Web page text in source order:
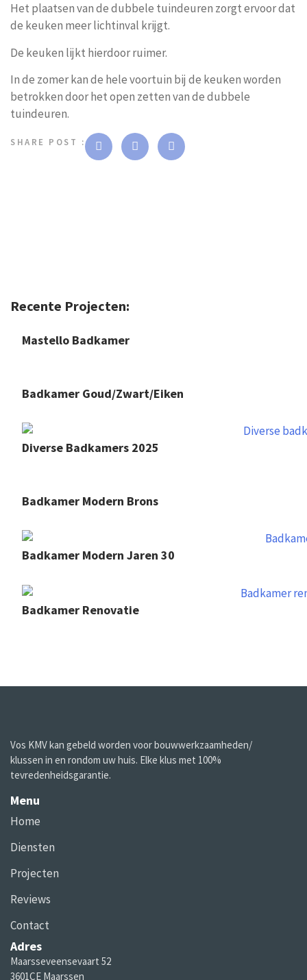
Het plaatsen van de dubbele tuindeuren zorgt ervoor dat
de keuken meer lichtinval krijgt.
De keuken lijkt hierdoor ruimer.
In de zomer kan de hele voortuin bij de keuken worden
betrokken door het open zetten van de dubbele
tuindeuren.
SHARE POST :
Recente Projecten:
Mastello Badkamer
Badkamer Goud/zwart/eiken
Diverse Badkamers 2025
Badkamer Modern Brons
Badkamer Modern Jaren 30
Badkamer Renovatie
Vos KMV kan gebeld worden voor bouwwerkzaamheden/
klussen in en rondom uw huis. Elke klus met 100%
tevredenheidsgarantie.
Menu
Home
Diensten
Projecten
Reviews
Contact
Adres
Maarsseveensevaart 52
3601CE Maarssen